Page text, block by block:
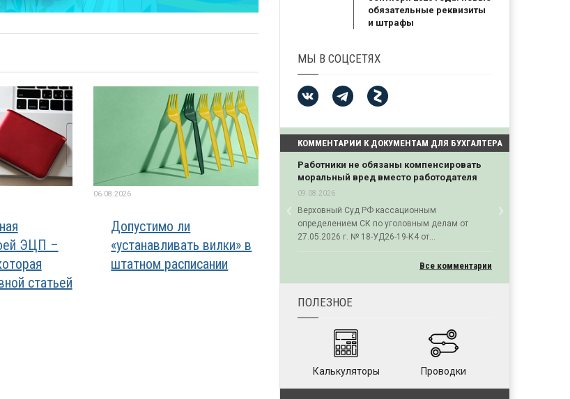
ЭЦП –
статьей
06.08.2026
Допустимо ли
«устанавливать вилки» в
штатном расписании
обязательные реквизиты
и штрафы
МЫ В СОЦСЕТЯХ
КОММЕНТАРИИ К ДОКУМЕНТАМ ДЛЯ БУХГАЛТЕРА
Работники не обязаны компенсировать
моральный вред вместо работодателя
09.08.2026
Верховный Суд РФ кассационным
определением СК по уголовным делам от
27.05.2026 г. № 18-УД26-19-К4 от...
‹Previous ›Next
Все комментарии
ПОЛЕЗНОЕ
Калькуляторы Проводки